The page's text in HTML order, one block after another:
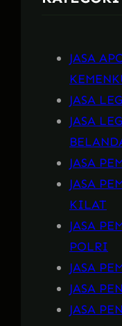
JASA
JASA
JASA
JASA
JASA
KILAT
JASA
POLRI
JASA
JASA
JASA